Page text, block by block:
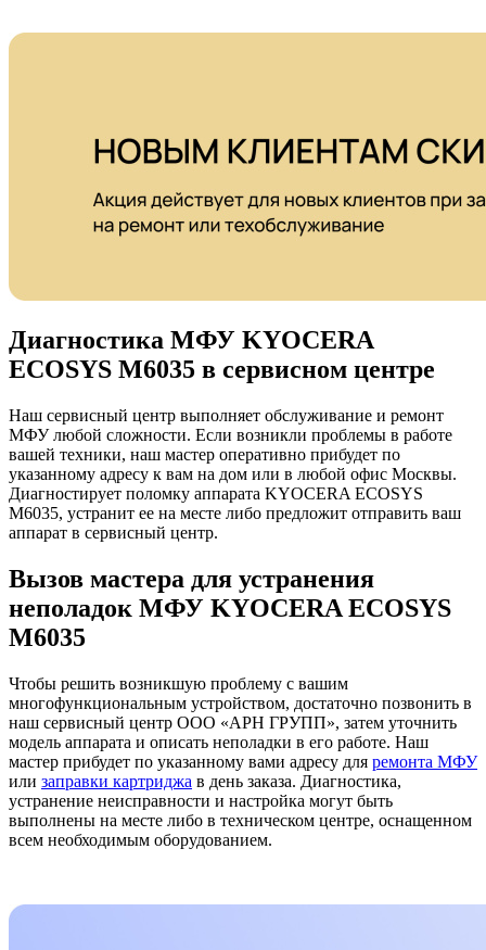
Диагностика МФУ KYOCERA
ECOSYS M6035 в сервисном центре
Наш сервисный центр выполняет обслуживание и ремонт
МФУ любой сложности. Если возникли проблемы в работе
вашей техники, наш мастер оперативно прибудет по
указанному адресу к вам на дом или в любой офис Москвы.
Диагностирует поломку аппарата KYOCERA ECOSYS
M6035, устранит ее на месте либо предложит отправить ваш
аппарат в сервисный центр.
Вызов мастера для устранения
неполадок МФУ KYOCERA ECOSYS
M6035
Чтобы решить возникшую проблему с вашим
многофункциональным устройством, достаточно позвонить в
наш сервисный центр ООО «АРН ГРУПП», затем уточнить
модель аппарата и описать неполадки в его работе. Наш
мастер прибудет по указанному вами адресу для ремонта МФУ
или заправки картриджа в день заказа. Диагностика,
устранение неисправности и настройка могут быть
выполнены на месте либо в техническом центре, оснащенном
всем необходимым оборудованием.